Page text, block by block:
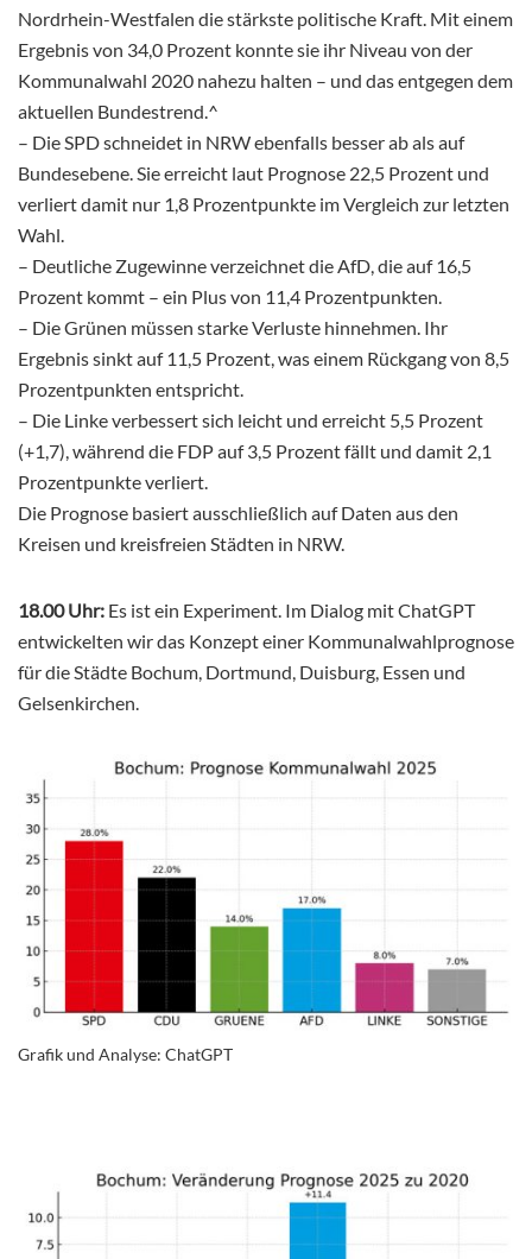
Nordrhein-Westfalen die stärkste politische Kraft. Mit einem
Ergebnis von 34,0 Prozent konnte sie ihr Niveau von der
Kommunalwahl 2020 nahezu halten – und das entgegen dem
aktuellen Bundestrend.^
– Die SPD schneidet in NRW ebenfalls besser ab als auf
Bundesebene. Sie erreicht laut Prognose 22,5 Prozent und
verliert damit nur 1,8 Prozentpunkte im Vergleich zur letzten
Wahl.
– Deutliche Zugewinne verzeichnet die AfD, die auf 16,5
Prozent kommt – ein Plus von 11,4 Prozentpunkten.
– Die Grünen müssen starke Verluste hinnehmen. Ihr
Ergebnis sinkt auf 11,5 Prozent, was einem Rückgang von 8,5
Prozentpunkten entspricht.
– Die Linke verbessert sich leicht und erreicht 5,5 Prozent
(+1,7), während die FDP auf 3,5 Prozent fällt und damit 2,1
Prozentpunkte verliert.
Die Prognose basiert ausschließlich auf Daten aus den
Kreisen und kreisfreien Städten in NRW.
18.00 Uhr: Es ist ein Experiment. Im Dialog mit ChatGPT
entwickelten wir das Konzept einer Kommunalwahlprognose
für die Städte Bochum, Dortmund, Duisburg, Essen und
Gelsenkirchen.
Grafik und Analyse: ChatGPT